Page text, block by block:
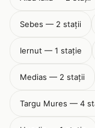
Sebes — 2 stații
Iernut — 1 stație
Medias — 2 stații
Targu Mures — 4